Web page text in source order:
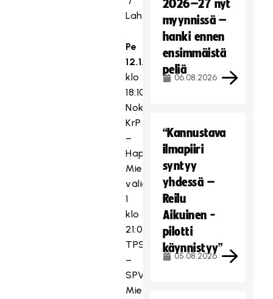
Lahti
Pe
12.1.2024
klo
18:10
Nokian
KrP
–
Happee,
Miesten
välierä
1
klo
21:00
TPS
–
SPV,
Miesten
2026–27 nyt
myynnissä –
hanki ennen
ensimmäistä
peliä
06.08.2026
“Kannustava
ilmapiiri
syntyy
yhdessä –
Reilu
Aikuinen -
pilotti
käynnistyy”
05.08.2026